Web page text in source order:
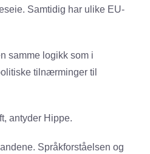
Samtidig har ulike EU-
samme logikk som i
tilnærminger til
antyder Hippe.
Språkforståelsen og